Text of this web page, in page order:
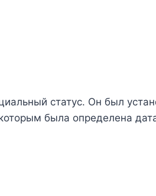
статус. Он был
была определена